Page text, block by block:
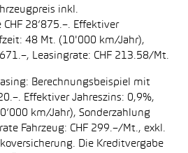
inkl.
28’875.–. Effektiver
48 Mt. (10'000 km/Jahr),
Leasingrate: CHF 213.58/Mt.
Berechnungsbeispiel mit
Effektiver Jahreszins: 0,9%,
km/Jahr), Sonderzahlung
Fahrzeug: CHF 299.–/Mt., exkl.
Die Kreditvergabe